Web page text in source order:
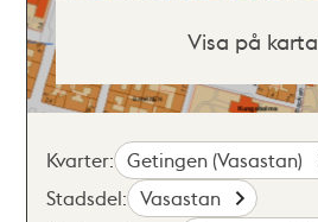
Visa på karta
Kvarter: Getingen (Vasastan)
Stadsdel: Vasastan